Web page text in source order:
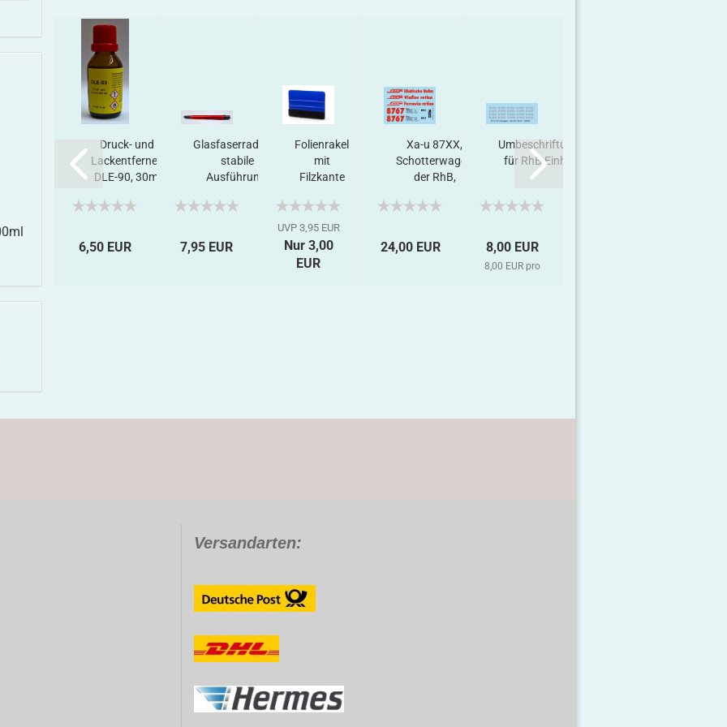
Druck- und
Lackentferner,
DLE-90, 30ml
6,50 EUR
Glasfaserradierer,
stabile
Ausführung,
7,95 EUR
Folienrakel
mit
Filzkante
UVP 3,95 EUR
Nur 3,00
EUR
Xa-u 87XX,
Schotterwagen
der RhB,
24,00 EUR
Umbeschriftungsnummern
für RhB Einheitswagen...
8,00 EUR
8,00 EUR pro
Versandarten: